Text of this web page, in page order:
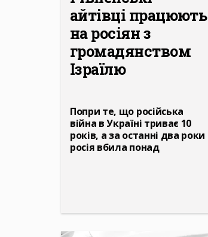
айтівці працюють
на росіян з
громадянством
Ізраїлю
Попри те, що російська
війна в Україні триває 10
років, а за останні два роки
росія вбила понад